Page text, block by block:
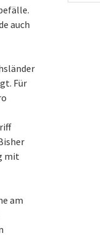
auch
Für
mit
am